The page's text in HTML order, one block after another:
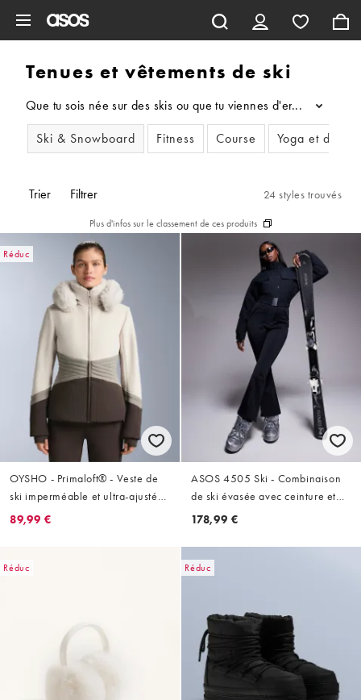
Tenues et vêtements de ski
Que tu sois née sur des skis ou que tu viennes d'entrer en
...
Ski & Snowboard
Fitness Course Yoga et de
Trier Filtrer 24 styles trouvés
Plus d'infos sur le classement de ces produits
Réduc
OYSHO - Primaloft® - Veste de
ski imperméable et ultra-ajustée
effet color block - Vison pâle
89,99 €
ASOS 4505 Ski - Combinaison
de ski évasée avec ceinture et
col cheminée - Noir
178,99 €
Réduc Réduc